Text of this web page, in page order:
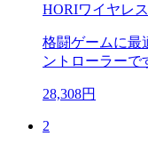
HORIワイヤレ
格闘ゲームに最
ントローラーで
28,308円
2